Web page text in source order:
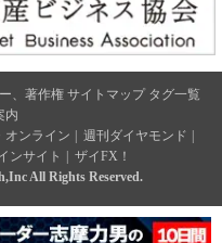
、著作権 サイトマップ タグ一覧
内
オンライン 週刊ダイヤモンド
ンサイト
ザイFX！
All Rights Reserved.